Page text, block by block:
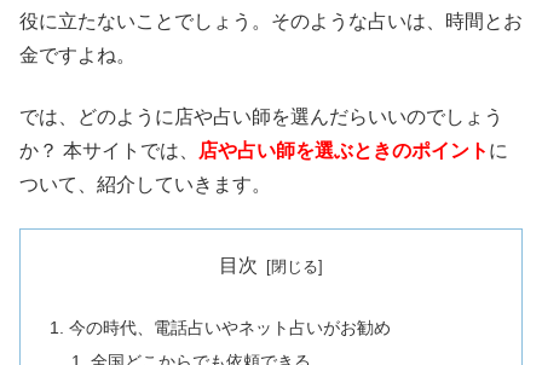
役に立たないことでしょう。そのような占いは、時間とお
金ですよね。
では、どのように店や占い師を選んだらいいのでしょう
か？ 本サイトでは、
店や占い師を選ぶときのポイント に
ついて、紹介していきます。
目次
今の時代、電話占いやネット占いがお勧め